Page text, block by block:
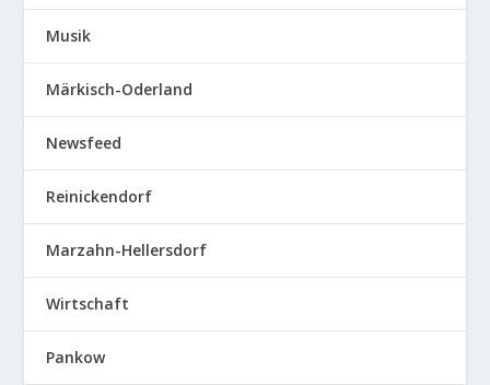
Musik
Märkisch-Oderland
Newsfeed
Reinickendorf
Marzahn-Hellersdorf
Wirtschaft
Pankow